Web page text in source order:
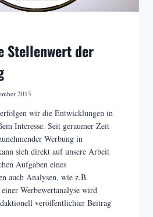
Stellenwert der
2015
wir die Entwicklungen in
Interesse. Seit geraumer Zeit
Werbung in
sich direkt auf unsere Arbeit
Aufgaben eines
auch Analysen, wie z.B.
Werbewertanalyse wird
veröffentlichter Beitrag